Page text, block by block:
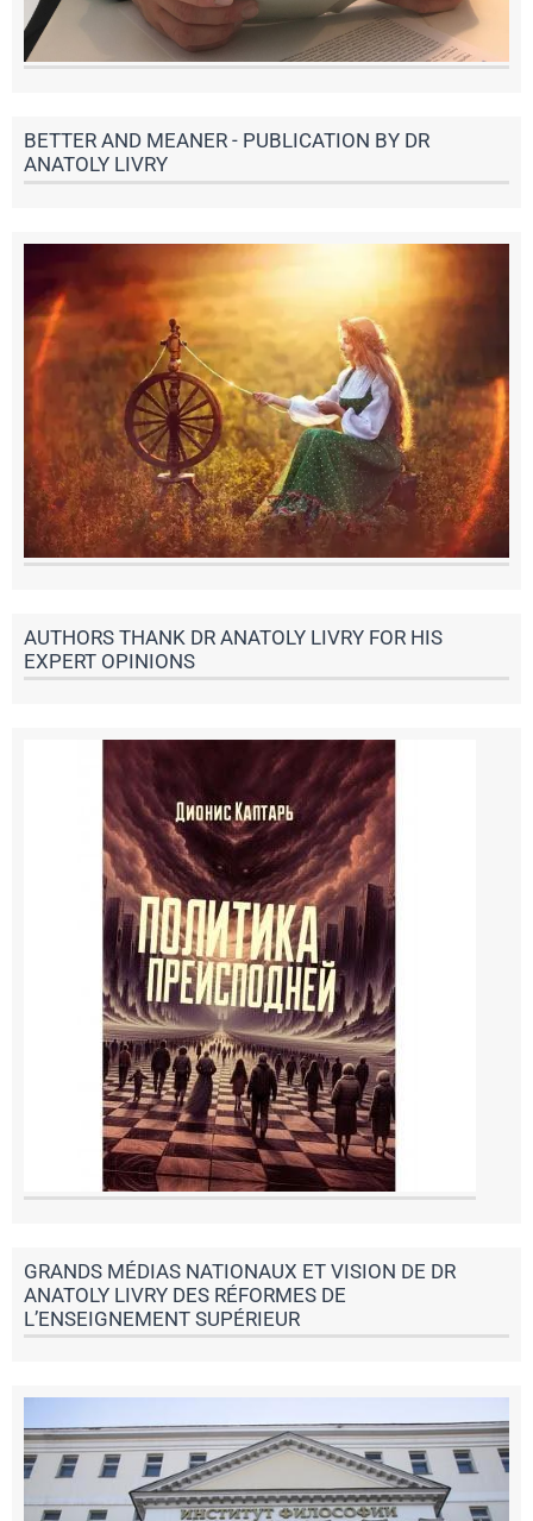
BETTER AND MEANER - PUBLICATION BY DR
ANATOLY LIVRY
AUTHORS THANK DR ANATOLY LIVRY FOR HIS
EXPERT OPINIONS
GRANDS MÉDIAS NATIONAUX ET VISION DE DR
ANATOLY LIVRY DES RÉFORMES DE
L’ENSEIGNEMENT SUPÉRIEUR